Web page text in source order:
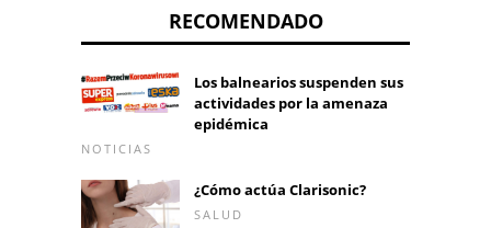
RECOMENDADO
Los balnearios suspenden sus
actividades por la amenaza
epidémica
NOTICIAS
¿Cómo actúa Clarisonic?
SALUD